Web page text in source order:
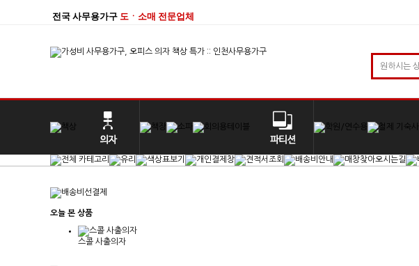
전국 사무용가구 도ㆍ소매 전문업체
오늘 본 상품
스콜 사출의자